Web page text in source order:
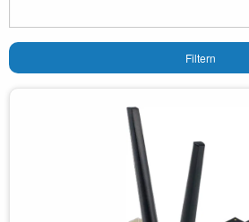
Filtern